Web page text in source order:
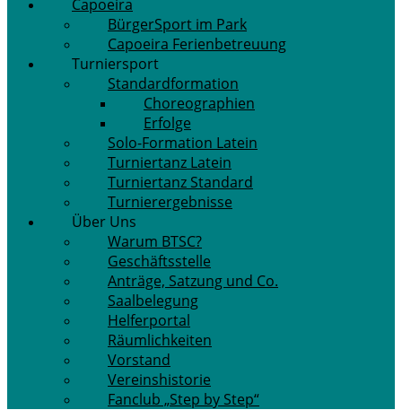
Capoeira
BürgerSport im Park
Capoeira Ferienbetreuung
Turniersport
Standardformation
Choreographien
Erfolge
Solo-Formation Latein
Turniertanz Latein
Turniertanz Standard
Turnierergebnisse
Über Uns
Warum BTSC?
Geschäftsstelle
Anträge, Satzung und Co.
Saalbelegung
Helferportal
Räumlichkeiten
Vorstand
Vereinshistorie
Fanclub „Step by Step“